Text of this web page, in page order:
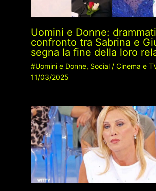
Uomini e Donne:
confronto tra Sabrina e
segna la fine della loro
#Uomini e Donne, Social/ Cinema e
11/03/2025